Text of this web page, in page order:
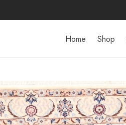
Home Shop